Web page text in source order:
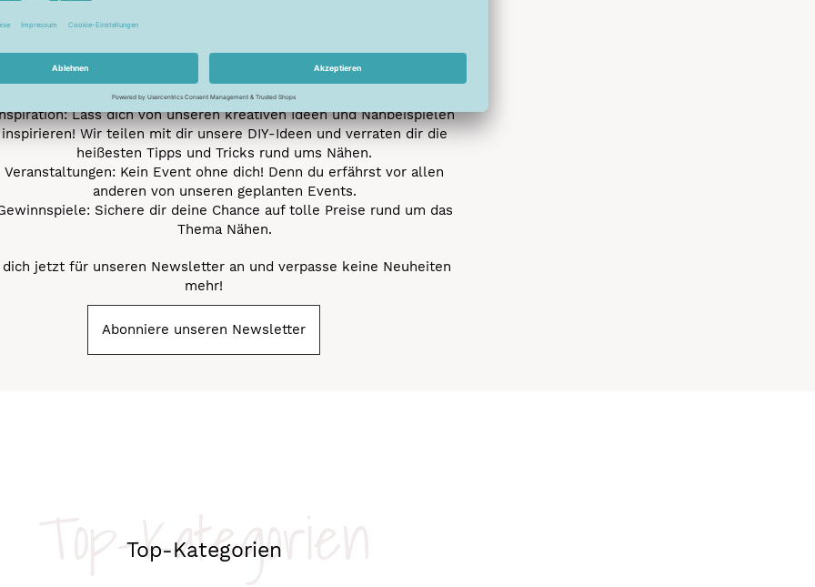
Aktionen und Rabatte: Als Newsletter Abonnent erfährst du als erstes
Neue Stoffe entdecken: Wir informieren dich regelmäßig über die
neuesten Stofftrends der Saison. Plane mit uns deine neuen
Nähprojekte.
Lass dich von unseren kreativen Ideen und Nähbeispielen
inspirieren! Wir teilen mit dir unsere DIY-Ideen und verraten dir die
heißesten Tipps und Tricks rund ums Nähen.
Veranstaltungen: Kein Event ohne dich! Denn du erfährst vor allen
anderen von unseren geplanten Events.
Sichere dir deine Chance auf tolle Preise rund um das
Thema Nähen.
dich jetzt für unseren Newsletter an und verpasse keine Neuheiten
mehr!
Abonniere unseren Newsletter
Top-Kategorien
Top-Kategorien